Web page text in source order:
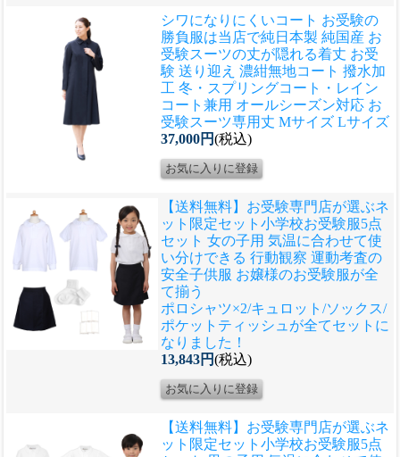
シワになりにくいコート お受験の
勝負服は当店で純日本製 純国産 お
受験スーツの丈が隠れる着丈 お受
験 送り迎え 濃紺無地コート 撥水加
工 冬・スプリングコート・レイン
コート兼用 オールシーズン対応 お
受験スーツ専用丈 Mサイズ Lサイズ
37,000円(税込)
【送料無料】お受験専門店が選ぶネ
ット限定セット 小学校お受験服5点
セット 女の子用 気温に合わせて使
い分けできる 行動観察 運動考査の
安全子供服 お嬢様のお受験服が全
て揃う
ポロシャツ×2/キュロット/ソックス/
ポケットティッシュが全てセットに
なりました！
13,843円(税込)
【送料無料】お受験専門店が選ぶネ
ット限定セット 小学校お受験服5点